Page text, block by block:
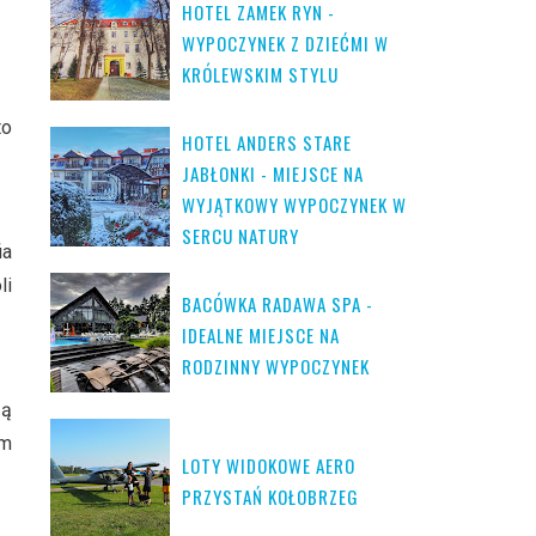
HOTEL ZAMEK RYN -
WYPOCZYNEK Z DZIEĆMI W
KRÓLEWSKIM STYLU
HOTEL ANDERS STARE
JABŁONKI - MIEJSCE NA
WYJĄTKOWY WYPOCZYNEK W
SERCU NATURY
BACÓWKA RADAWA SPA -
IDEALNE MIEJSCE NA
RODZINNY WYPOCZYNEK
LOTY WIDOKOWE AERO
PRZYSTAŃ KOŁOBRZEG